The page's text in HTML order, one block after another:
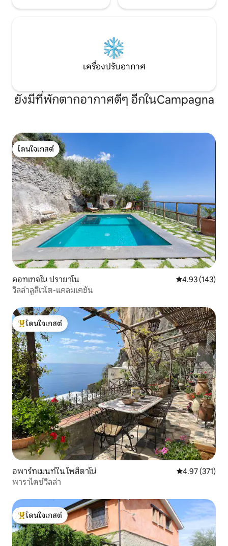
เครื่องปรับอากาศ
ยังมีที่พักตากอากาศดีๆ อีกในCampagna
โดนใจเกสต์
โดนใจเกสต์
คอทเทจใน ปรายาโน คะแนนเฉลี่ย
4.93 (143)
วิลล่าลูลิเวโต-แคลมเคชัน
โดนใจเกสต์ที่สุด
โดนใจเกสต์
อพาร์ทเมนท์ใน โพสิตาโน่ คะแนนเฉลี่ย
4.97 (371)
พาราไดซ์วิลล่า
โดนใจเกสต์ที่สุด
โดนใจเกสต์